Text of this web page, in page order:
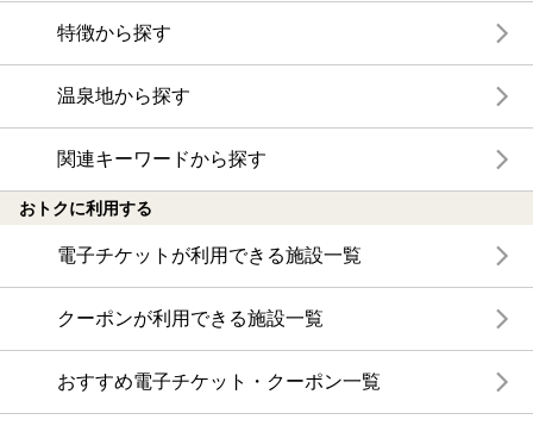
特徴から探す
温泉地から探す
関連キーワードから探す
おトクに利用する
電子チケットが利用できる施設一覧
クーポンが利用できる施設一覧
おすすめ電子チケット・クーポン一覧